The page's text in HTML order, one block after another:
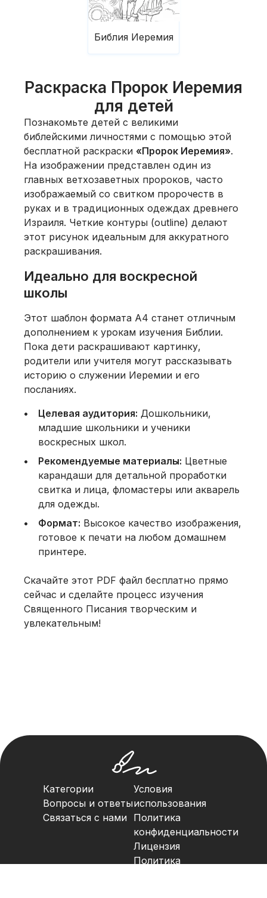
Библия Иеремия
Раскраска Пророк Иеремия
для детей
Познакомьте детей с великими
библейскими личностями с помощью этой
бесплатной раскраски «Пророк Иеремия».
На изображении представлен один из
главных ветхозаветных пророков, часто
изображаемый со свитком пророчеств в
руках и в традиционных одеждах древнего
Израиля. Четкие контуры (outline) делают
этот рисунок идеальным для аккуратного
раскрашивания.
Идеально для воскресной
школы
Этот шаблон формата А4 станет отличным
дополнением к урокам изучения Библии.
Пока дети раскрашивают картинку,
родители или учителя могут рассказывать
историю о служении Иеремии и его
посланиях.
Целевая аудитория: Дошкольники,
младшие школьники и ученики
воскресных школ.
Рекомендуемые материалы: Цветные
карандаши для детальной проработки
свитка и лица, фломастеры или акварель
для одежды.
Формат: Высокое качество изображения,
готовое к печати на любом домашнем
принтере.
Скачайте этот PDF файл бесплатно прямо
сейчас и сделайте процесс изучения
Священного Писания творческим и
увлекательным!
Категории
Вопросы и ответы
Связаться с нами
Условия
использования
Политика
конфиденциальности
Лицензия
Политика